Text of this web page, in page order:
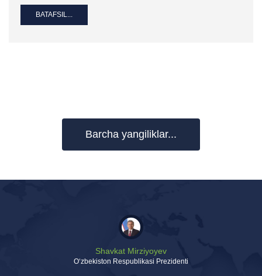
BATAFSIL...
Barcha yangiliklar...
Shavkat Mirziyoyev
Oʻzbekiston Respublikasi Prezidenti